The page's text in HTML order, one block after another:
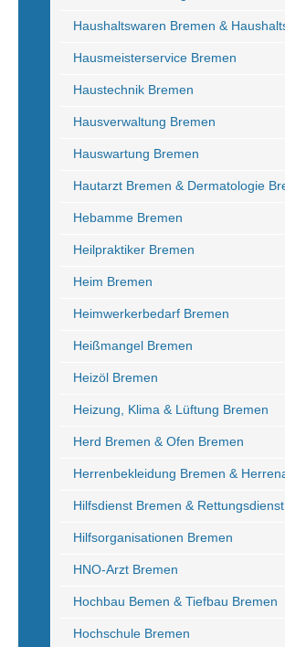
Haushaltswaren Bremen &
Hausmeisterservice Bremen
Haustechnik Bremen
Hausverwaltung Bremen
Hauswartung Bremen
Hautarzt Bremen & Dermatologie
Hebamme Bremen
Heilpraktiker Bremen
Heim Bremen
Heimwerkerbedarf Bremen
Heißmangel Bremen
Heizöl Bremen
Heizung, Klima & Lüftung Bremen
Herd Bremen & Ofen Bremen
Herrenbekleidung Bremen &
Hilfsdienst Bremen &
Hilfsorganisationen Bremen
HNO-Arzt Bremen
Hochbau Bemen & Tiefbau Bremen
Hochschule Bremen